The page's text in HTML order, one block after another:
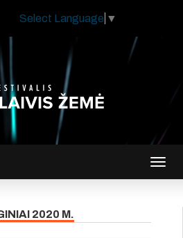
Select Language ▼
2020 M.